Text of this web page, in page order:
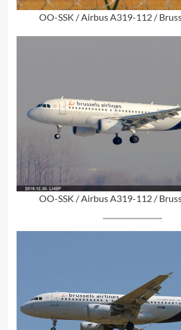
OO-SSK / Airbus A319-112 /
OO-SSK / Airbus A319-112 /